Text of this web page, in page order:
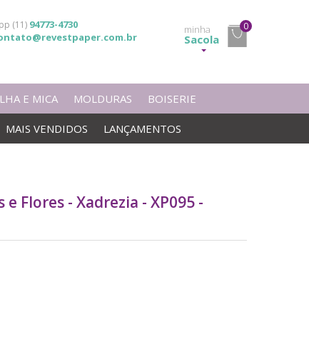
(11) 94773-4730 minha
Sacola
0
E MICA MOLDURAS BOISERIE
MAIS VENDIDOS LANÇAMENTOS
Flores - Xadrezia - XP095 -